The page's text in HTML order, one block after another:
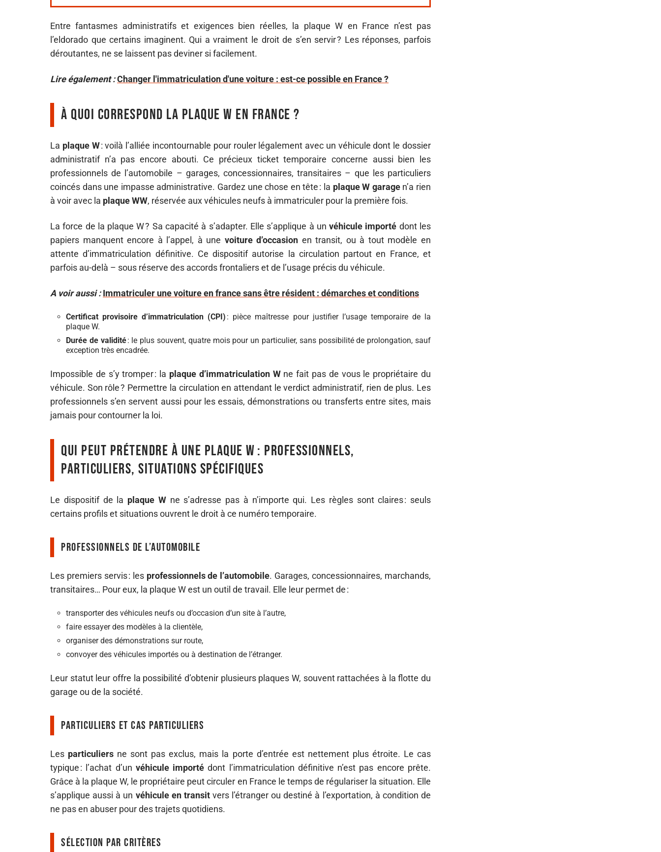
Entre fantasmes administratifs et exigences bien réelles, la plaque W en France n’est pas
l’eldorado que certains imaginent. Qui a vraiment le droit de s’en servir ? Les réponses, parfois
déroutantes, ne se laissent pas deviner si facilement.
Lire également :Changer l'immatriculation d'une voiture : est-ce possible en France ?
À quoi correspond la plaque W en France ?
La plaque W: voilà l’alliée incontournable pour rouler légalement avec un véhicule dont le dossier
administratif n’a pas encore abouti. Ce précieux ticket temporaire concerne aussi bien les
professionnels de l’automobile – garages, concessionnaires, transitaires – que les particuliers
coincés dans une impasse administrative. Gardez une chose en tête : la plaque W garagen’a rien
à voir avec la plaque WW, réservée aux véhicules neufs à immatriculer pour la première fois.
La force de la plaque W ? Sa capacité à s’adapter. Elle s’applique à unvéhicule importé dont les
papiers manquent encore à l’appel, à une voiture d’occasion en transit, ou à tout modèle en
attente d’immatriculation définitive. Ce dispositif autorise la circulation partout en France, et
parfois au-delà – sous réserve des accords frontaliers et de l’usage précis du véhicule.
A voir aussi : Immatriculer une voiture en france sans être résident : démarches et conditions
Certificat provisoire d’immatriculation (CPI) : pièce maîtresse pour justifier l’usage temporaire de la
plaque W.
Durée de validité: le plus souvent, quatre mois pour un particulier, sans possibilité de prolongation, sauf
exception très encadrée.
Impossible de s’y tromper : la plaque d’immatriculation Wne fait pas de vous le propriétaire du
véhicule. Son rôle ? Permettre la circulation en attendant le verdict administratif, rien de plus. Les
professionnels s’en servent aussi pour les essais, démonstrations ou transferts entre sites, mais
jamais pour contourner la loi.
Qui peut prétendre à une plaque W : professionnels,
particuliers, situations spécifiques
Le dispositif de la plaque Wne s’adresse pas à n’importe qui. Les règles sont claires : seuls
certains profils et situations ouvrent le droit à ce numéro temporaire.
Professionnels de l’automobile
Les premiers servis : les professionnels de l’automobile. Garages, concessionnaires, marchands,
transitaires… Pour eux, la plaque W est un outil de travail. Elle leur permet de :
transporter des véhicules neufs ou d’occasion d’un site à l’autre,
faire essayer des modèles à la clientèle,
organiser des démonstrations sur route,
convoyer des véhicules importés ou à destination de l’étranger.
Leur statut leur offre la possibilité d’obtenir plusieurs plaques W, souvent rattachées à la flotte du
garage ou de la société.
Particuliers et cas particuliers
Les particuliers ne sont pas exclus, mais la porte d’entrée est nettement plus étroite. Le cas
typique : l’achat d’un véhicule importé dont l’immatriculation définitive n’est pas encore prête.
Grâce à la plaque W, le propriétaire peut circuler en France le temps de régulariser la situation. Elle
s’applique aussi à un véhicule en transitvers l’étranger ou destiné à l’exportation, à condition de
ne pas en abuser pour des trajets quotidiens.
Sélection par critères